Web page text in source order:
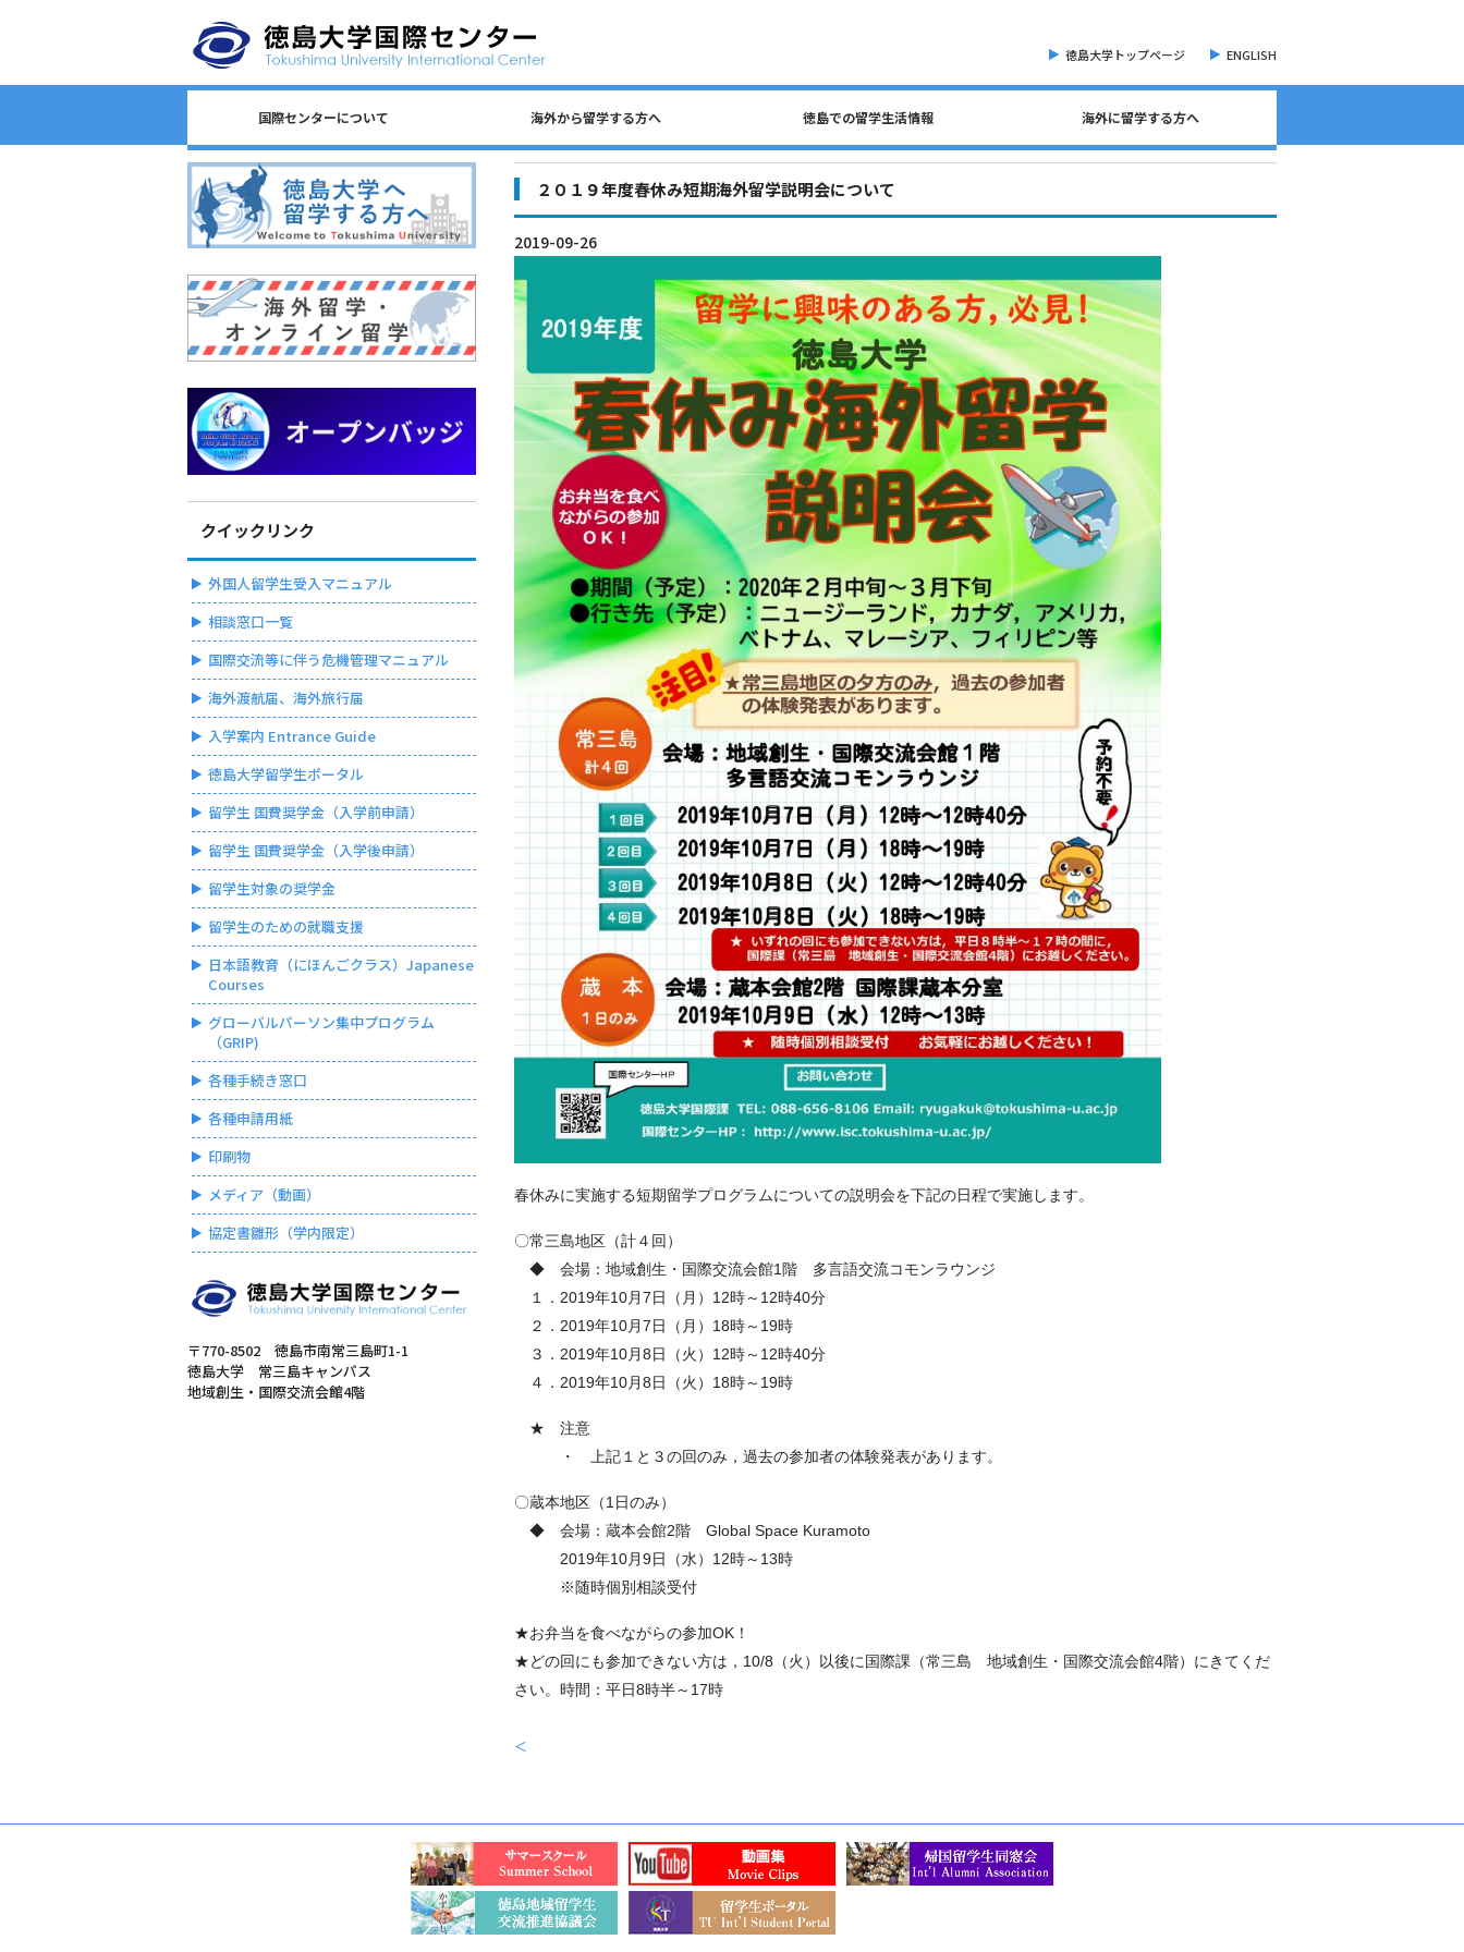
徳島大学トップページ ENGLISH
国際センターについて
国際センターについて
センター長からのごあいさつ
国際センターのロゴについて
沿革
日本語教育/Japanese Program
相談窓口一覧
スタッフ一覧
国際課連絡先
海外から留学する方へ 徳島での留学生活情報 海外に留学する方へ
２０１９年度春休み短期海外留学説明会について
2019-09-26
春休みに実施する短期留学プログラムについての説明会を下記の日程で実施します。
〇常三島地区（計４回）
◆ 会場：地域創生・国際交流会館1階 多言語交流コモンラウンジ
１．2019年10月7日（月）12時～12時40分
２．2019年10月7日（月）18時～19時
３．2019年10月8日（火）12時～12時40分
４．2019年10月8日（火）18時～19時
★ 注意
・ 上記１と３の回のみ，過去の参加者の体験発表があります。
〇蔵本地区（1日のみ）
◆ 会場：蔵本会館2階 Global Space Kuramoto
2019年10月9日（水）12時～13時
※随時個別相談受付
★お弁当を食べながらの参加OK！
★どの回にも参加できない方は，10/8（火）以後に国際課（常三島 地域創生・国際交流会館4階）にきてくだ
さい。時間：平日8時半～17時
＜
クイックリンク
外国人留学生受入マニュアル
相談窓口一覧
国際交流等に伴う危機管理マニュアル
海外渡航届、海外旅行届
入学案内 Entrance Guide
徳島大学留学生ポータル
留学生 国費奨学金（入学前申請）
留学生 国費奨学金（入学後申請）
留学生対象の奨学金
留学生のための就職支援
日本語教育（にほんごクラス）Japanese
Courses
グローバルパーソン集中プログラム
（GRIP)
各種手続き窓口
各種申請用紙
印刷物
メディア（動画）
協定書雛形（学内限定）
〒770-8502 徳島市南常三島町1-1
徳島大学 常三島キャンパス
地域創生・国際交流会館4階